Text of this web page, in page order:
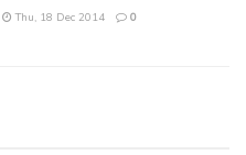
Thu, 18 Dec 2014 0